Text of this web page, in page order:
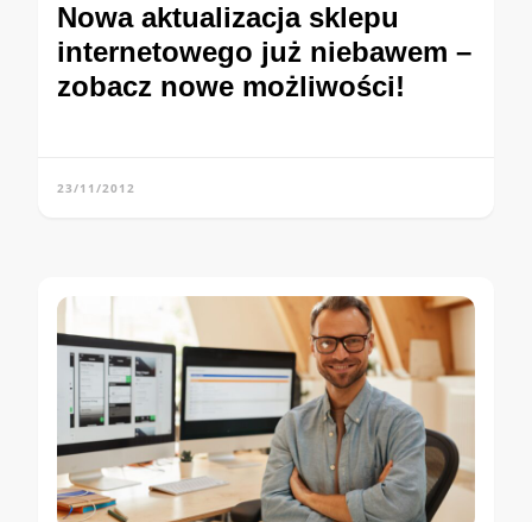
Nowa aktualizacja sklepu
internetowego już niebawem –
zobacz nowe możliwości!
23/11/2012